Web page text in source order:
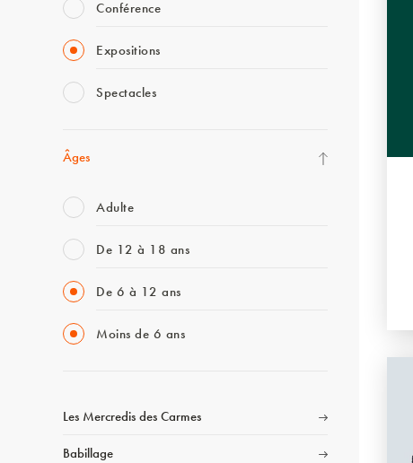
Conférence
Expositions
Spectacles
Âges
Adulte
De 12 à 18 ans
De 6 à 12 ans
Moins de 6 ans
Les Mercredis des Carmes
Babillage